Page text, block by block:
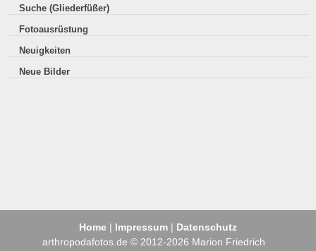
Suche (Gliederfüßer)
Fotoausrüstung
Neuigkeiten
Neue Bilder
Home | Impressum | Datenschutz
arthropodafotos.de © 2012-2026 Marion Friedrich